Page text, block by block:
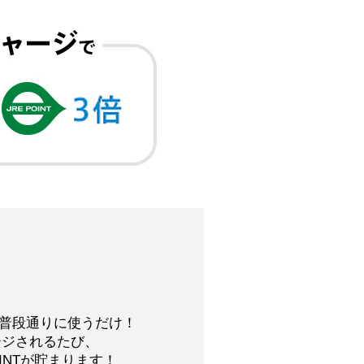
段通りに使うだけ！
されるたび、
が貯まります！